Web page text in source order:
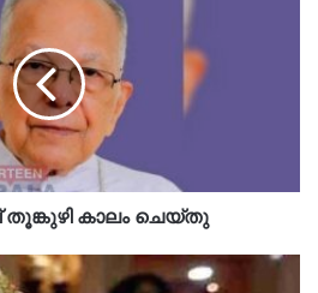
തൂങ്കുഴി കാലം ചെയ്തു